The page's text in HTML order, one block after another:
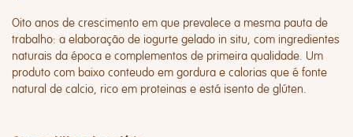
Oito anos de crescimento em que prevalece a mesma pauta de
trabalho: a elaboração de iogurte gelado in situ, com ingredientes
naturais da época e complementos de primeira qualidade. Um
produto com baixo conteudo em gordura e calorias que é fonte
natural de calcio, rico em proteinas e está isento de glúten.